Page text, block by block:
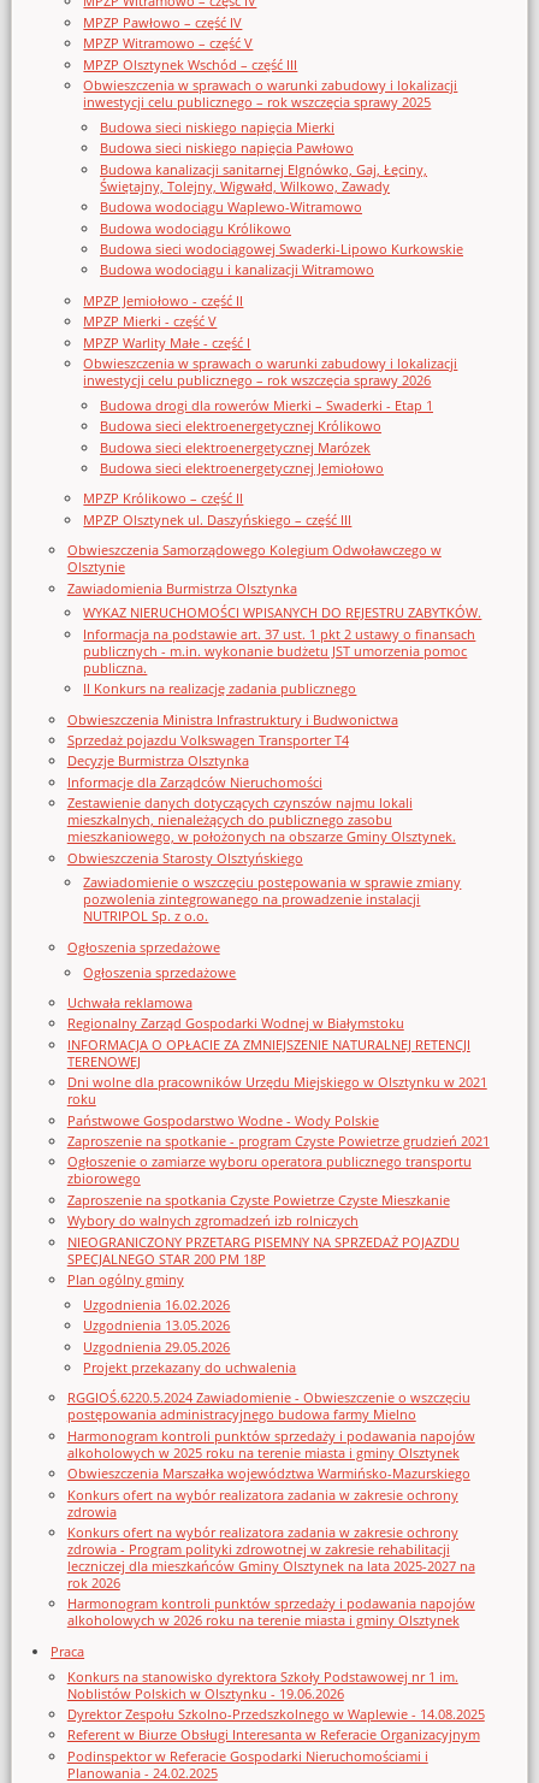
MPZP Pawłowo – część IV
MPZP Witramowo – część V
MPZP Olsztynek Wschód – część III
Obwieszczenia w sprawach o warunki zabudowy i lokalizacji
inwestycji celu publicznego – rok wszczęcia sprawy 2025
Budowa sieci niskiego napięcia Mierki
Budowa sieci niskiego napięcia Pawłowo
Budowa kanalizacji sanitarnej Elgnówko, Gaj, Łęciny,
Świętajny, Tolejny, Wigwałd, Wilkowo, Zawady
Budowa wodociągu Waplewo-Witramowo
Budowa wodociągu Królikowo
Budowa sieci wodociągowej Swaderki-Lipowo Kurkowskie
Budowa wodociągu i kanalizacji Witramowo
MPZP Jemiołowo - część II
MPZP Mierki - część V
MPZP Warlity Małe - część I
Obwieszczenia w sprawach o warunki zabudowy i lokalizacji
inwestycji celu publicznego – rok wszczęcia sprawy 2026
Budowa drogi dla rowerów Mierki – Swaderki - Etap 1
Budowa sieci elektroenergetycznej Królikowo
Budowa sieci elektroenergetycznej Marózek
Budowa sieci elektroenergetycznej Jemiołowo
MPZP Królikowo – część II
MPZP Olsztynek ul. Daszyńskiego – część III
Obwieszczenia Samorządowego Kolegium Odwoławczego w
Olsztynie
Zawiadomienia Burmistrza Olsztynka
WYKAZ NIERUCHOMOŚCI WPISANYCH DO REJESTRU ZABYTKÓW.
Informacja na podstawie art. 37 ust. 1 pkt 2 ustawy o finansach
publicznych - m.in. wykonanie budżetu JST umorzenia pomoc
publiczna.
II Konkurs na realizację zadania publicznego
Obwieszczenia Ministra Infrastruktury i Budwonictwa
Sprzedaż pojazdu Volkswagen Transporter T4
Decyzje Burmistrza Olsztynka
Informacje dla Zarządców Nieruchomości
Zestawienie danych dotyczących czynszów najmu lokali
mieszkalnych, nienależących do publicznego zasobu
mieszkaniowego, w położonych na obszarze Gminy Olsztynek.
Obwieszczenia Starosty Olsztyńskiego
Zawiadomienie o wszczęciu postępowania w sprawie zmiany
pozwolenia zintegrowanego na prowadzenie instalacji
NUTRIPOL Sp. z o.o.
Ogłoszenia sprzedażowe
Ogłoszenia sprzedażowe
Uchwała reklamowa
Regionalny Zarząd Gospodarki Wodnej w Białymstoku
INFORMACJA O OPŁACIE ZA ZMNIEJSZENIE NATURALNEJ RETENCJI
TERENOWEJ
Dni wolne dla pracowników Urzędu Miejskiego w Olsztynku w 2021
roku
Państwowe Gospodarstwo Wodne - Wody Polskie
Zaproszenie na spotkanie - program Czyste Powietrze grudzień 2021
Ogłoszenie o zamiarze wyboru operatora publicznego transportu
zbiorowego
Zaproszenie na spotkania Czyste Powietrze Czyste Mieszkanie
Wybory do walnych zgromadzeń izb rolniczych
NIEOGRANICZONY PRZETARG PISEMNY NA SPRZEDAŻ POJAZDU
SPECJALNEGO STAR 200 PM 18P
Plan ogólny gminy
Uzgodnienia 16.02.2026
Uzgodnienia 13.05.2026
Uzgodnienia 29.05.2026
Projekt przekazany do uchwalenia
RGGIOŚ.6220.5.2024 Zawiadomienie - Obwieszczenie o wszczęciu
postępowania administracyjnego budowa farmy Mielno
Harmonogram kontroli punktów sprzedaży i podawania napojów
alkoholowych w 2025 roku na terenie miasta i gminy Olsztynek
Obwieszczenia Marszałka województwa Warmińsko-Mazurskiego
Konkurs ofert na wybór realizatora zadania w zakresie ochrony
zdrowia
Konkurs ofert na wybór realizatora zadania w zakresie ochrony
zdrowia - Program polityki zdrowotnej w zakresie rehabilitacji
leczniczej dla mieszkańców Gminy Olsztynek na lata 2025-2027 na
rok 2026
Harmonogram kontroli punktów sprzedaży i podawania napojów
alkoholowych w 2026 roku na terenie miasta i gminy Olsztynek
Praca
Konkurs na stanowisko dyrektora Szkoły Podstawowej nr 1 im.
Noblistów Polskich w Olsztynku - 19.06.2026
Dyrektor Zespołu Szkolno-Przedszkolnego w Waplewie - 14.08.2025
Referent w Biurze Obsługi Interesanta w Referacie Organizacyjnym
Podinspektor w Referacie Gospodarki Nieruchomościami i
Planowania - 24.02.2025